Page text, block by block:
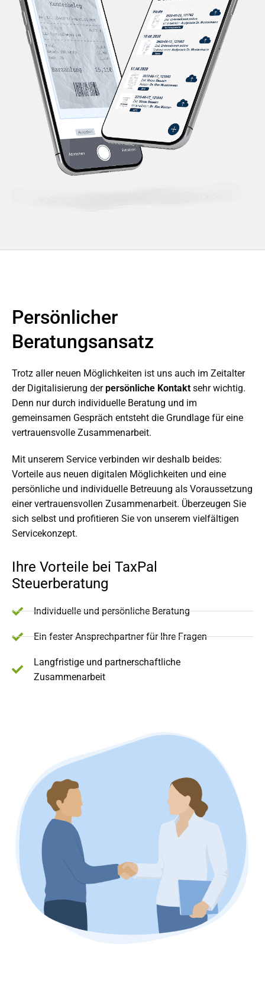
Persönlicher
Beratungsansatz
Trotz aller neuen Möglichkeiten ist uns auch im Zeitalter
der Digitalisierung derpersönliche Kontakt sehr wichtig.
Denn nur durch individuelle Beratung und im
gemeinsamen Gespräch entsteht die Grundlage für eine
vertrauensvolle Zusammenarbeit.
Mit unserem Service verbinden wir deshalb beides:
Vorteile aus neuen digitalen Möglichkeiten und eine
persönliche und individuelle Betreuung als Voraussetzung
einer vertrauensvollen Zusammenarbeit. Überzeugen Sie
sich selbst und profitieren Sie von unserem vielfältigen
Servicekonzept.
Ihre Vorteile bei TaxPal
Steuerberatung
Individuelle und persönliche Beratung
Ein fester Ansprechpartner für Ihre Fragen
Langfristige und partnerschaftliche
Zusammenarbeit